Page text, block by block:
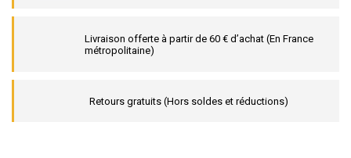
Livraison offerte à partir de 60 € d’achat (En France
métropolitaine)
Retours gratuits (Hors soldes et réductions)